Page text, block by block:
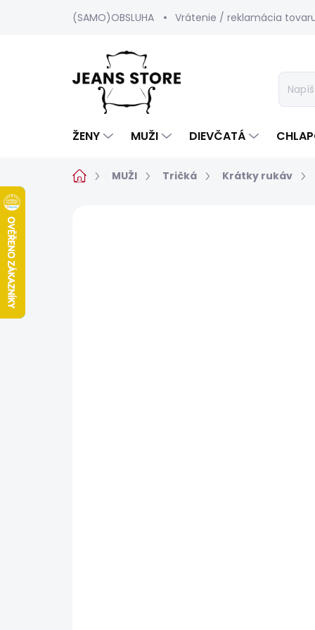
(SAMO)OBSLUHA Vrátenie / reklamácia
ŽENY MUŽI DIEVČATÁ
DomovMUŽI Tričká Krátky rukáv